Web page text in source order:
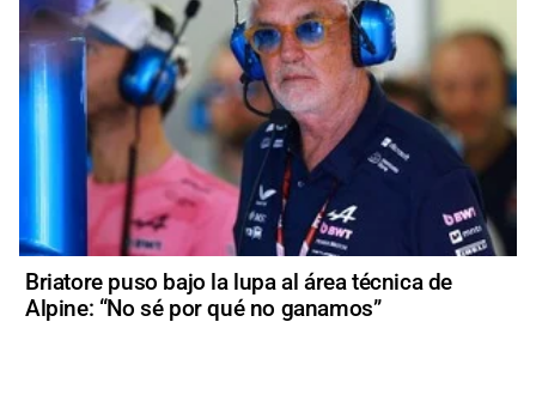
Briatore puso bajo la lupa al área técnica de
Alpine: “No sé por qué no ganamos”